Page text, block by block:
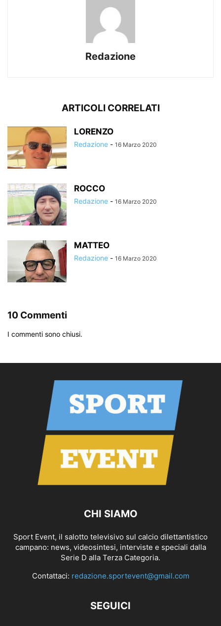
Redazione
ARTICOLI CORRELATI
LORENZO
Redazione - 16 Marzo 2020
ROCCO
Redazione - 16 Marzo 2020
MATTEO
Redazione - 16 Marzo 2020
10 Commenti
I commenti sono chiusi.
CHI SIAMO
Sport Event, il salotto televisivo sul calcio dilettantistico
campano: news, videosintesi, interviste e speciali dalla
Serie D alla Terza Categoria.
Contattaci: redazione.sportevent@gmail.com
SEGUICI